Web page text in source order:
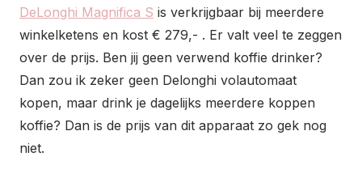
DeLonghi Magnifica S is verkrijgbaar bij meerdere
winkelketens en kost € 279,- . Er valt veel te zeggen
over de prijs. Ben jij geen verwend koffie drinker?
Dan zou ik zeker geen Delonghi volautomaat
kopen, maar drink je dagelijks meerdere koppen
koffie? Dan is de prijs van dit apparaat zo gek nog
niet.